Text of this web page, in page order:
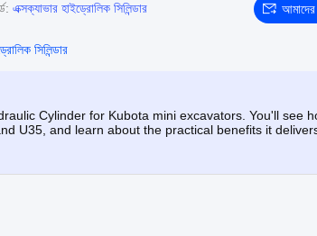
এক্সক্যাভার হাইড্রোলিক সিলিন্ডার
সিলিন্ডার
Cylinder for Kubota mini excavators. You'll see
U35, and learn about the practical benefits it